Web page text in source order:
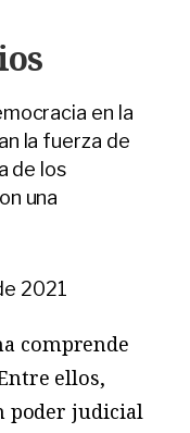
en la
la fuerza de
de los
una
2021
comprende
ellos,
poder judicial